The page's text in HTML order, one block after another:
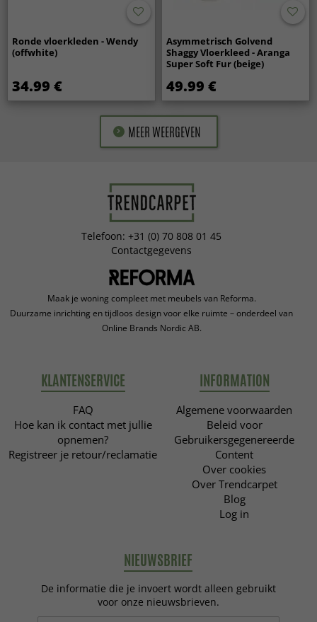
Ronde vloerkleden - Wendy
(offwhite)
34.99 €
Asymmetrisch Golvend
Shaggy Vloerkleed - Aranga
Super Soft Fur (beige)
49.99 €
MEER WEERGEVEN
Telefoon: +31 (0) 70 808 01 45
Contactgegevens
Maak je woning compleet met meubels van Reforma.
Duurzame inrichting en tijdloos design voor elke ruimte – onderdeel van
Online Brands Nordic AB.
KLANTENSERVICE
FAQ
Hoe kan ik contact met jullie
opnemen?
Registreer je retour/reclamatie
INFORMATION
Algemene voorwaarden
Beleid voor
Gebruikersgegenereerde
Content
Over cookies
Over Trendcarpet
Blog
Log in
NIEUWSBRIEF
De informatie die je invoert wordt alleen gebruikt
voor onze nieuwsbrieven.